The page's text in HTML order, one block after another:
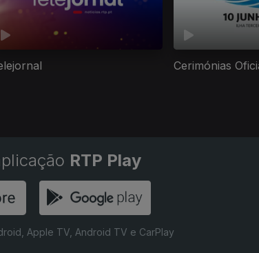
Cerimónias
RTP Play
Apple TV, Android TV e CarPlay